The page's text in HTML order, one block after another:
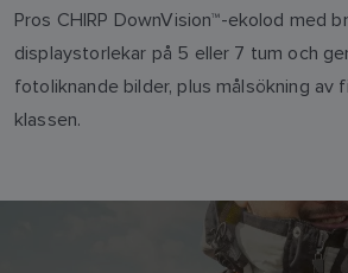
Pros CHIRP DownVision™-ekolod med
displaystorlekar på 5 eller 7 tum och
fotoliknande bilder, plus målsökning av
klassen.